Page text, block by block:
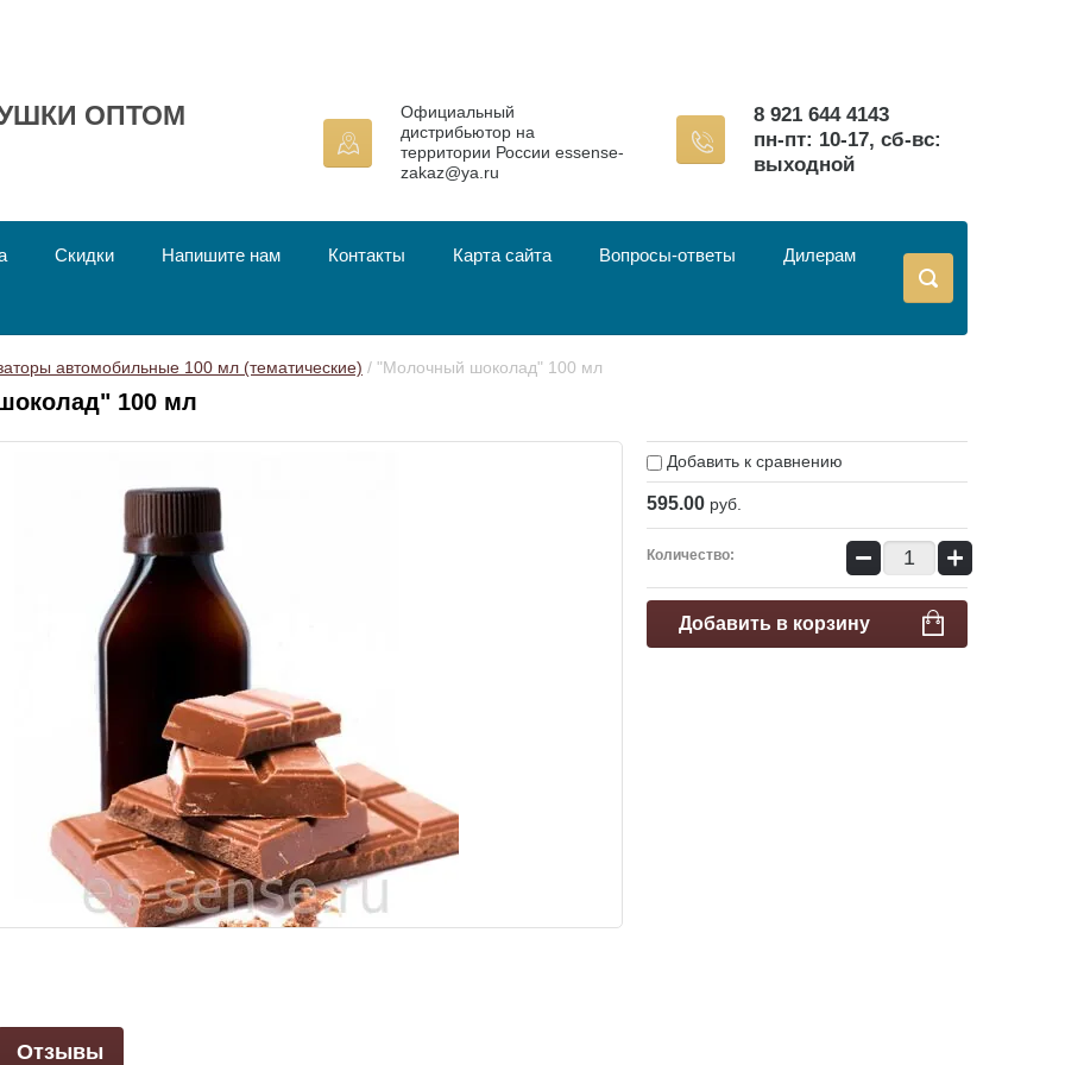
ОПТОМ
8 921 644 4143
пн-пт: 10-17, сб-вс:
выходной
Официальный
дистрибьютор на
территории России essense-
zakaz@ya.ru
Скидки Напишите нам Контакты Карта сайта Вопросы-ответы Дилерам
автомобильные 100 мл (тематические) / "Молочный шоколад" 100 мл
100 мл
Добавить к сравнению
595.00 руб.
Количество: − +
Добавить в корзину
Отзывы